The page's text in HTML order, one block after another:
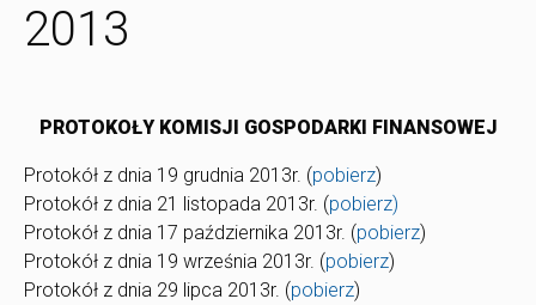
2013
PROTOKOŁY KOMISJI GOSPODARKI FINANSOWEJ
Protokół z dnia 19 grudnia 2013r. (pobierz)
Protokół z dnia 21 listopada 2013r. (pobierz)
Protokół z dnia 17 października 2013r. (pobierz)
Protokół z dnia 19 września 2013r. (pobierz)
Protokół z dnia 29 lipca 2013r. (pobierz)